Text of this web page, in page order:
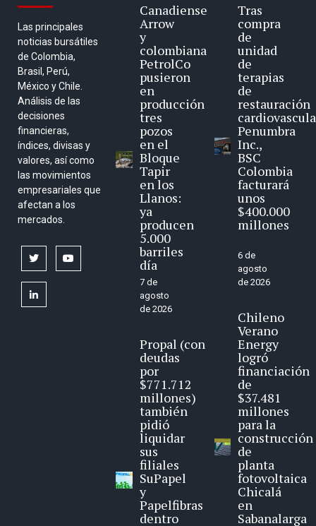
Las principales
noticias bursátiles
de Colombia,
Brasil, Perú,
México y Chile.
Análisis de las
decisiones
financieras,
índices, divisas y
valores, así como
las movimientos
empresariales que
afectan a los
mercados.
twitter
linkedin
Canadiense
Arrow
y
colombiana
PetrolCo
pusieron
en
producción
tres
pozos
en el
Bloque
Tapir
en los
Llanos:
ya
producen
5.000
barriles
día
7 de
agosto
de 2026
Propal (con
deudas
por
$771.712
millones)
también
pidió
liquidar
sus
filiales
SuPapel
y
Papelfibras
dentro
Tras
compra
de
unidad
de
terapias
de
restauración
Penumbra
Inc.,
BSC
Colombia
facturará
unos
$400.000
millones
6 de
agosto
de 2026
Chileno
Verano
Energy
logró
financiación
de
$37.481
millones
para la
construcción
de
planta
fotovoltaica
Chicalá
en
Sabanalarga